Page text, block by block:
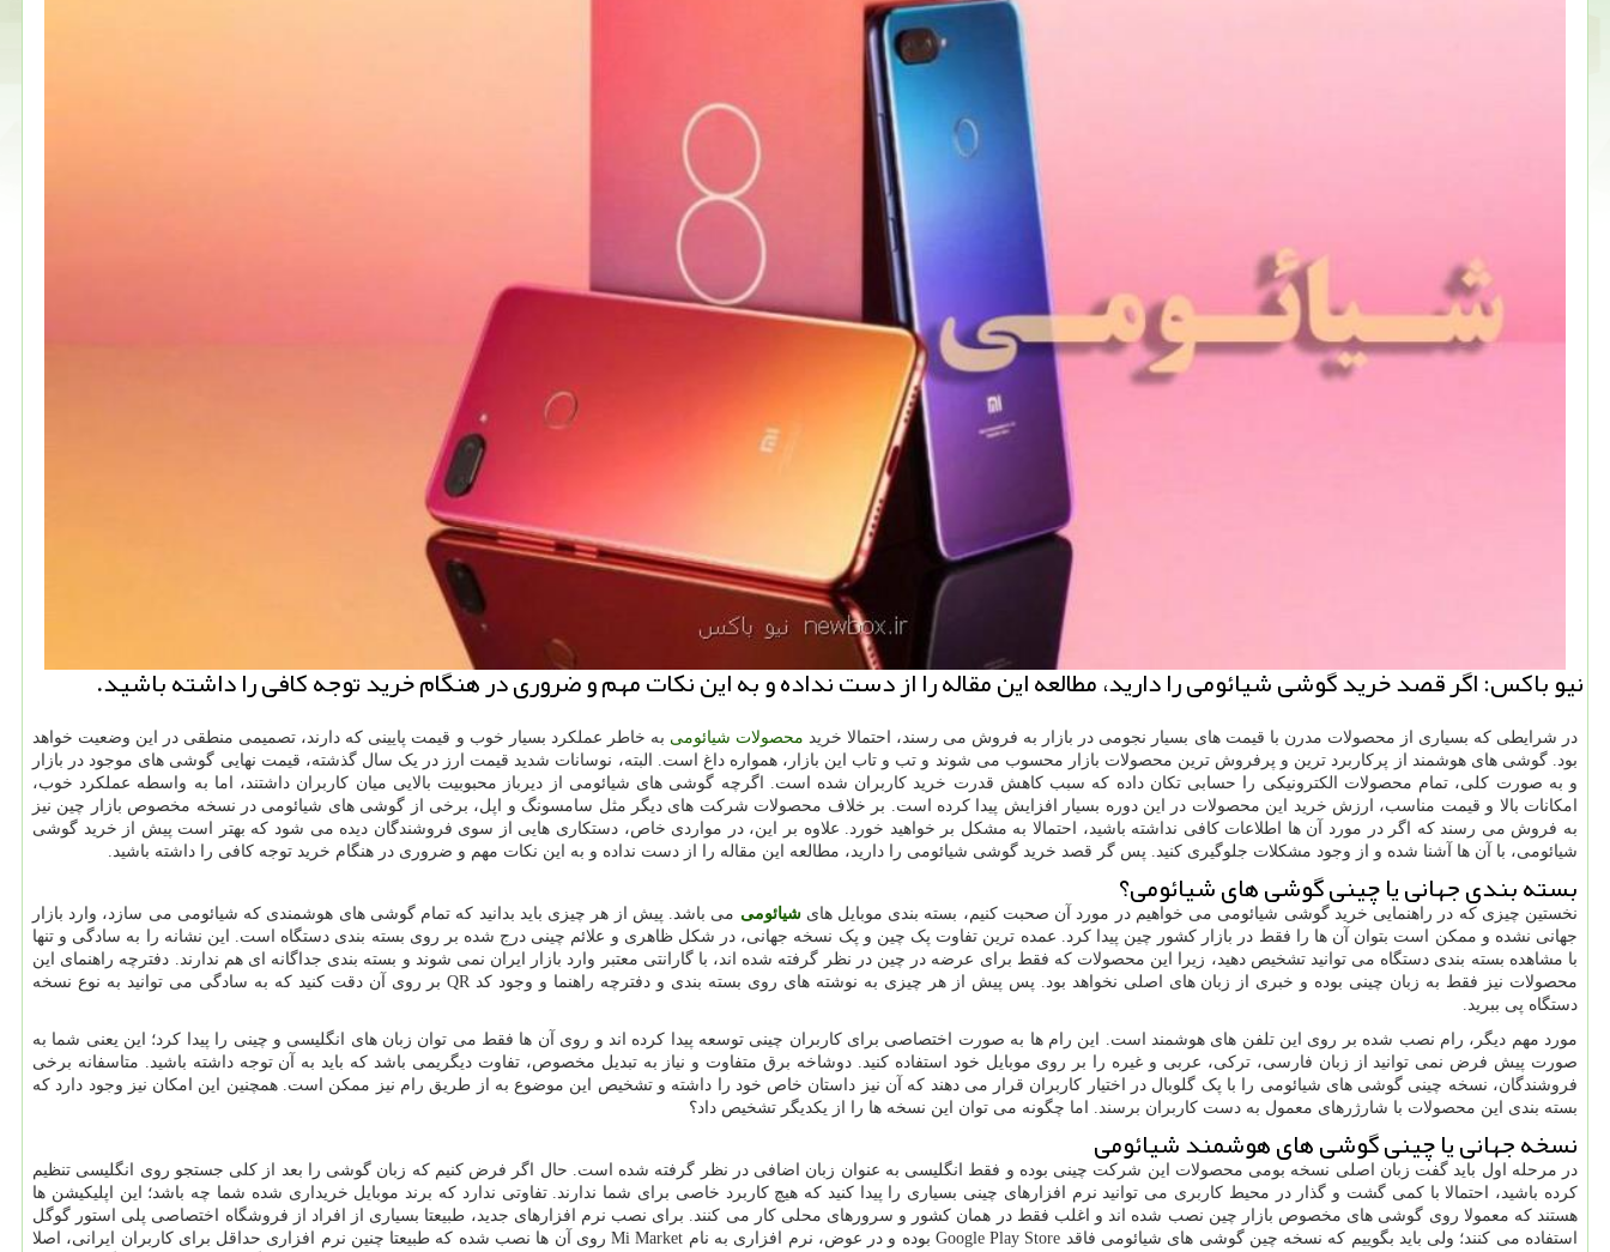
نیو باكس: اگر قصد خرید گوشی شیائومی را دارید، مطالعه این مقاله را از دست نداده و به این نكات مهم و ضروری در هنگام خرید توجه كافی را داشته باشید.
در شرایطی که بسیاری از محصولات مدرن با قیمت ‌های بسیار نجومی در بازار به فروش می ‌رسند، احتمالا خرید محصولات شیائومی به خاطر عملکرد بسیار خوب و قیمت پایینی که دارند، تصمیمی منطقی در این وضعیت خواهد
بود. گوشی های هوشمند از پرکاربرد ترین و پرفروش ‌ترین محصولات بازار محسوب می‌ شوند و تب و تاب این بازار، همواره داغ است. البته، نوسانات شدید قیمت ارز در یک سال گذشته، قیمت نهایی گوشی های موجود در بازار
و به صورت کلی، تمام محصولات الکترونیکی را حسابی تکان داده که سبب کاهش قدرت خرید کاربران شده است. اگرچه گوشی های شیائومی از دیرباز محبوبیت بالایی میان کاربران داشتند، اما به واسطه عملکرد خوب،
امکانات بالا و قیمت مناسب، ارزش خرید این محصولات در این دوره بسیار افزایش پیدا کرده است. بر خلاف محصولات شرکت‌ های دیگر مثل سامسونگ و اپل، برخی از گوشی های شیائومی در نسخه مخصوص بازار چین نیز
به فروش می‌ رسند که اگر در مورد آن ها اطلاعات کافی نداشته باشید، احتمالا به مشکل بر خواهید خورد. علاوه بر این، در مواردی خاص، دستکاری‌ هایی از سوی فروشندگان دیده می ‌شود که بهتر است پیش از خرید گوشی
شیائومی، با آن ها آشنا شده و از وجود مشکلات جلوگیری کنید. پس گر قصد خرید گوشی شیائومی را دارید، مطالعه این مقاله را از دست نداده و به این نکات مهم و ضروری در هنگام خرید توجه کافی را داشته باشید.
بسته بندی جهانی یا چینی گوشی های شیائومی؟
نخستین چیزی که در راهنمایی خرید گوشی شیائومی می ‌خواهیم در مورد آن صحبت کنیم، بسته ‌بندی موبایل هایشیائومی می باشد. پیش از هر چیزی باید بدانید که تمام گوشی های هوشمندی که شیائومی می‌ سازد، وارد بازار
جهانی نشده و ممکن است بتوان آن ها را فقط در بازار کشور چین پیدا کرد. عمده ‌ترین تفاوت پک چین و پک نسخه جهانی، در شکل ظاهری و علائم چینی درج‌ شده بر روی بسته‌ بندی دستگاه است. این نشانه را به سادگی و تنها
با مشاهده بسته‌ بندی دستگاه می‌ توانید تشخیص دهید، زیرا این محصولات که فقط برای عرضه در چین در نظر گرفته شده ‌اند، با گارانتی معتبر وارد بازار ایران نمی ‌شوند و بسته ‌بندی جداگانه ‌ای هم ندارند. دفترچه راهنمای این
محصولات نیز فقط به زبان چینی بوده و خبری از زبان ‌های اصلی نخواهد بود. پس پیش از هر چیزی به نوشته های روی بسته بندی و دفترچه راهنما و وجود کد QR بر روی آن دقت کنید که به سادگی می توانید به نوع نسخه
دستگاه پی ببرید.
مورد مهم دیگر، رام نصب ‌شده بر روی این تلفن های هوشمند است. این رام ‌ها به صورت اختصاصی برای کاربران چینی توسعه پیدا کرده‌ اند و روی آن ها فقط می ‌توان زبان‌ های انگلیسی و چینی را پیدا کرد؛ این یعنی شما به
صورت پیش‌ فرض نمی‌ توانید از زبان فارسی، ترکی، عربی و غیره را بر روی موبایل خود استفاده کنید. دوشاخه برق متفاوت و نیاز به تبدیل مخصوص، تفاوت دیگریمی باشد که باید به آن توجه داشته باشید. متاسفانه برخی
فروشندگان، نسخه چینی گوشی های شیائومی را با پک گلوبال در اختیار کاربران قرار می‌ ‌دهند که آن نیز داستان خاص خود را داشته و تشخیص این موضوع به از طریق رام نیز ممکن است. همچنین این امکان نیز وجود دارد که
بسته ‌بندی این محصولات با شارژرهای معمول به دست کاربران برسند. اما چگونه می ‌توان این نسخه ‌ها را از یکدیگر تشخیص داد؟
نسخه جهانی یا چینی گوشی های هوشمند شیائومی
در مرحله اول باید گفت زبان اصلی نسخه بومی محصولات این شرکت چینی بوده و فقط انگلیسی به عنوان زبان اضافی در نظر گرفته شده است. حال اگر فرض کنیم که زبان گوشی را بعد از کلی جستجو روی انگلیسی تنظیم
کرده باشید، احتمالا با کمی گشت و گذار در محیط کاربری می‌ توانید نرم افزارهای چینی بسیاری را پیدا کنید که هیچ کاربرد خاصی برای شما ندارند. تفاوتی ندارد که برند موبایل خریداری شده شما چه باشد؛ این اپلیکیشن ها
هستند که معمولا روی گوشی های مخصوص بازار چین نصب شده‌ اند و اغلب فقط در همان کشور و سرورهای محلی کار می ‌کنند. برای نصب نرم افزارهای جدید، طبیعتا بسیاری از افراد از فروشگاه اختصاصی پلی استور گوگل
استفاده می‌ کنند؛ ولی باید بگوییم که نسخه چین گوشی های شیائومی فاقد Google Play Store بوده و در عوض، نرم افزاری به نام Mi Market روی آن ها نصب شده که طبیعتا چنین نرم افزاری حداقل برای کاربران ایرانی، اصلا